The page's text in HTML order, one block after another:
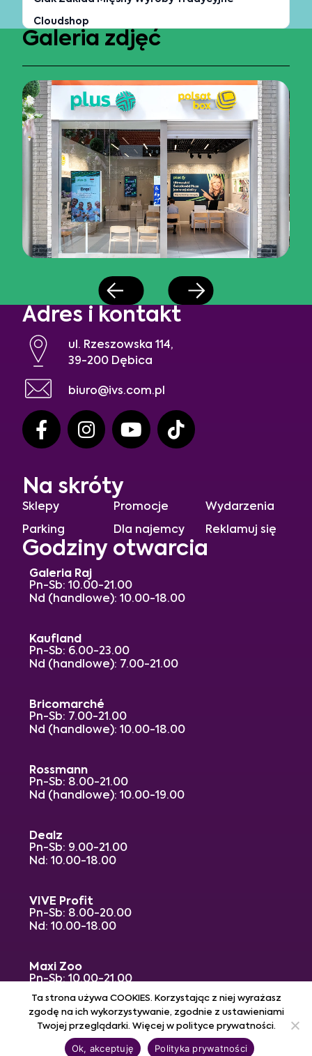
Galeria zdjęć
Adres i kontakt
ul. Rzeszowska 114,
39-200 Dębica
biuro@ivs.com.pl
Na skróty
Sklepy Promocje Wydarzenia
Parking Dla najemcy Reklamuj się
Godziny otwarcia
Galeria Raj
Pn-Sb: 10.00-21.00
Nd (handlowe): 10.00-18.00
Kaufland
Pn-Sb: 6.00-23.00
Nd (handlowe): 7.00-21.00
Bricomarché
Pn-Sb: 7.00-21.00
Nd (handlowe): 10.00-18.00
Rossmann
Pn-Sb: 8.00-21.00
Nd (handlowe): 10.00-19.00
Dealz
Pn-Sb: 9.00-21.00
Nd: 10.00-18.00
VIVE Profit
Pn-Sb: 8.00-20.00
Nd: 10.00-18.00
Maxi Zoo
Pn-Sb: 10.00-21.00
Nd (handlowe): 10.00-19.00
Wszelkie prawa zastrzeżone. Galeria Raj 2024.
Ta strona używa COOKIES. Korzystając z niej wyrażasz
zgodę na ich wykorzystywanie, zgodnie z ustawieniami
Twojej przeglądarki. Więcej w polityce prywatności.
Ok, akceptuję Polityka prywatności